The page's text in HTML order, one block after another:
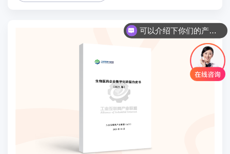
可以介绍下你们的产品么
你们是怎么收费的呢